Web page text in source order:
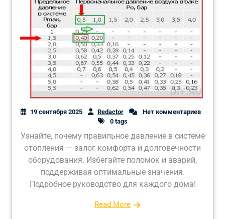
19 сентября 2025 Redactor
Нет комментариев
0 tags
Узнайте, почему правильное давление в системе
отопления — залог комфорта и долговечности
оборудования. Избегайте поломок и аварий,
поддерживая оптимальные значения.
Подробное руководство для каждого дома!
Read More